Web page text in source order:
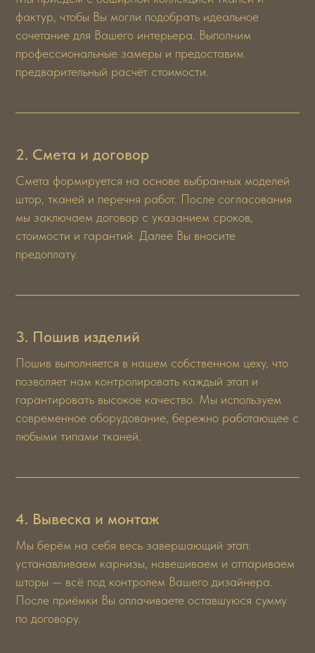
фактур, чтобы Вы могли подобрать идеальное
сочетание для Вашего интерьера. Выполним
профессиональные замеры и предоставим
предварительный расчёт стоимости.
2. Смета и договор
Смета формируется на основе выбранных моделей
штор, тканей и перечня работ. После согласования
мы заключаем договор с указанием сроков,
стоимости и гарантий. Далее Вы вносите
предоплату.
3. Пошив изделий
Пошив выполняется в нашем собственном цеху, что
позволяет нам контролировать каждый этап и
гарантировать высокое качество. Мы используем
современное оборудование, бережно работающее с
любыми типами тканей.
4. Вывеска и монтаж
Мы берём на себя весь завершающий этап:
устанавливаем карнизы, навешиваем и отпариваем
шторы — всё под контролем Вашего дизайнера.
После приёмки Вы оплачиваете оставшуюся сумму
по договору.
Команда ведущих
экспертов Royal Textura